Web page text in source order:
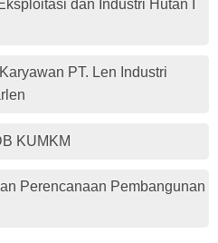
dan Industri Hutan I
PT. Len Industri
KUMKM
Perencanaan Pembangunan